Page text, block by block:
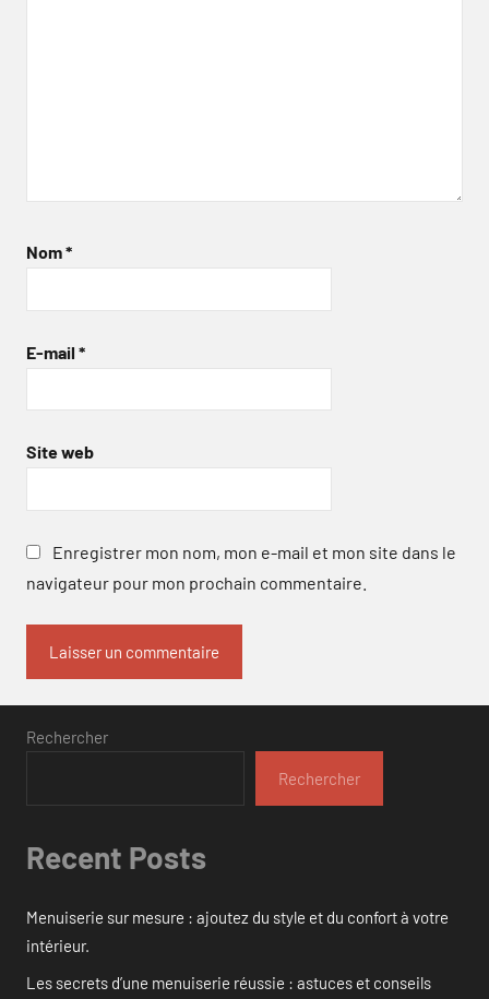
Nom*
E-mail *
Site web
Enregistrer mon nom, mon e-mail et mon site dans le
navigateur pour mon prochain commentaire.
Rechercher
Rechercher
Recent Posts
Menuiserie sur mesure : ajoutez du style et du confort à votre
intérieur.
Les secrets d’une menuiserie réussie : astuces et conseils